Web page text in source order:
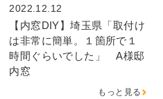
2022.12.12
【内窓DIY】埼玉県「取付け
は非常に簡単。１箇所で１
時間ぐらいでした」 A様邸
内窓
もっと見る